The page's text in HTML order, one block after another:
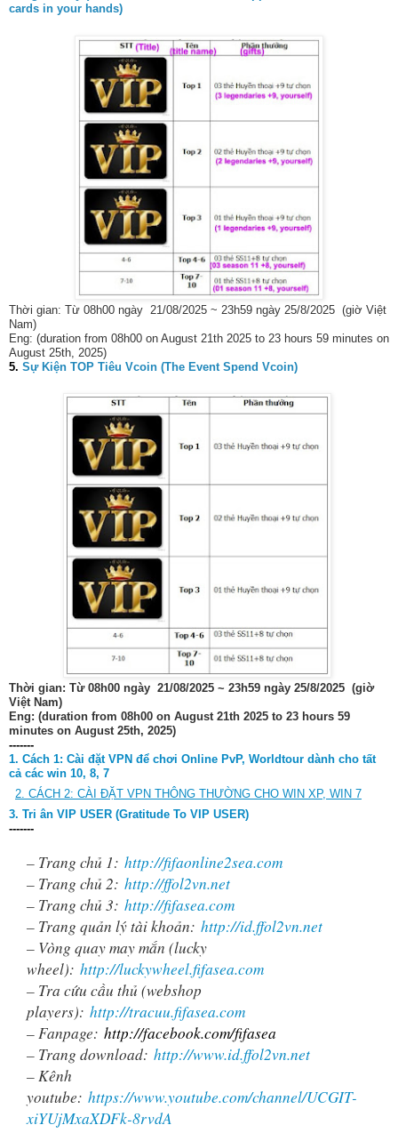
cards in your hands)
Thời gian: Từ 08h00 ngày 21/08/2025 ~ 23h59 ngày 25/8/2025 (giờ Việt
Nam)
Eng: (duration from 08h00 on August 21th 2025 to 23 hours 59 minutes on
August 25th, 2025)
5. Sự Kiện TOP Tiêu Vcoin (The Event Spend Vcoin)
Thời gian: Từ 08h00 ngày 21/08/2025 ~ 23h59 ngày 25/8/2025 (giờ
Việt Nam)
Eng: (duration from 08h00 on August 21th 2025 to 23 hours 59
minutes on August 25th, 2025)
-------
1. Cách 1: Cài đặt VPN để chơi Online PvP, Worldtour dành cho tất
cả các win 10, 8, 7
2. CÁCH 2: CÀI ĐẶT VPN THÔNG THƯỜNG CHO WIN XP, WIN 7
3. Tri ân VIP USER (Gratitude To VIP USER)
-------
– Trang chủ 1: http://fifaonline2sea.com
– Trang chủ 2: http://ffol2vn.net
– Trang chủ 3: http://fifasea.com
– Trang quản lý tài khoản: http://id.ffol2vn.net
– Vòng quay may mắn (lucky
wheel): http://luckywheel.fifasea.com
– Tra cứu cầu thủ (webshop
players): http://tracuu.fifasea.com
– Fanpage: http://facebook.com/fifasea
– Trang download: http://www.id.ffol2vn.net
– Kênh
youtube: https://www.youtube.com/channel/UCGIT-
xiYUjMxaXDFk-8rvdA